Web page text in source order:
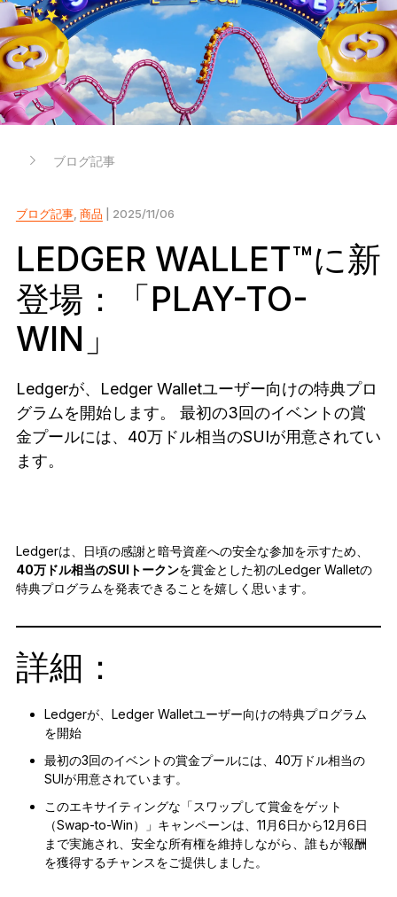
Ledger Flex
暗号資産保護の新常識へ
Ledger NanoGen5
お気に入りのスタイルで
バックアップで万が一の事態に備える
すべて見る
ハードウェアウォレット
まとめ買い & パック
アクセサリー
Ledger署名用デバイスを比較する
ブログ記事
ブログ記事, 商品 | 2025/11/06
LEDGER WALLET™に新
登場：「PLAY-TO-
WIN」
Ledgerが、Ledger Walletユーザー向けの特典プロ
グラムを開始します。 最初の3回のイベントの賞
金プールには、40万ドル相当のSUIが用意されてい
ます。
Ledgerは、日頃の感謝と暗号資産への安全な参加を示すため、
40万ドル相当のSUIトークンを賞金とした初のLedger Walletの
特典プログラムを発表できることを嬉しく思います。
詳細：
Ledgerが、Ledger Walletユーザー向けの特典プログラム
を開始
最初の3回のイベントの賞金プールには、40万ドル相当の
SUIが用意されています。
このエキサイティングな「スワップして賞金をゲット
（Swap-to-Win）」キャンペーンは、11月6日から12月6日
まで実施され、安全な所有権を維持しながら、誰もが報酬
を獲得するチャンスをご提供しました。